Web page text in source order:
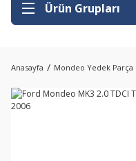
Ürün Grupları
Anasayfa Mondeo Yedek Parça